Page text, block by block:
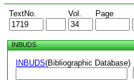
TextNo. Vol. Page
INBUDS
INBUDS(Bibliographic Database)